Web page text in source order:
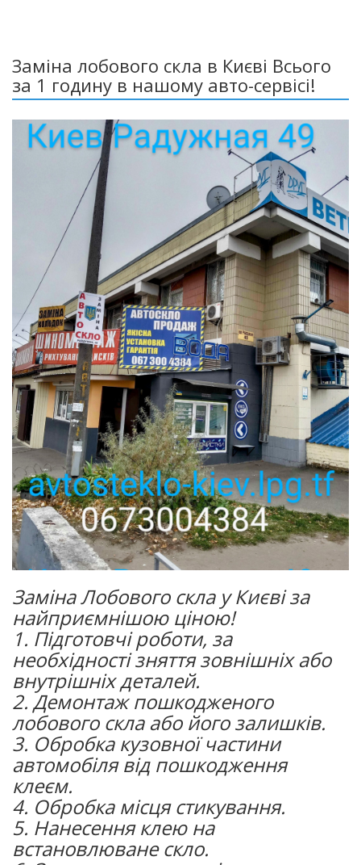
Заміна лобового скла в Києві Всього
за 1 годину в нашому авто-сервісі!
Заміна Лобового скла у Києві за
найприємнішою ціною!
1. Підготовчі роботи, за
необхідності зняття зовнішніх або
внутрішніх деталей.
2. Демонтаж пошкодженого
лобового скла або його залишків.
3. Обробка кузовної частини
автомобіля від пошкодження
клеєм.
4. Обробка місця стикування.
5. Нанесення клею на
встановлюване скло.